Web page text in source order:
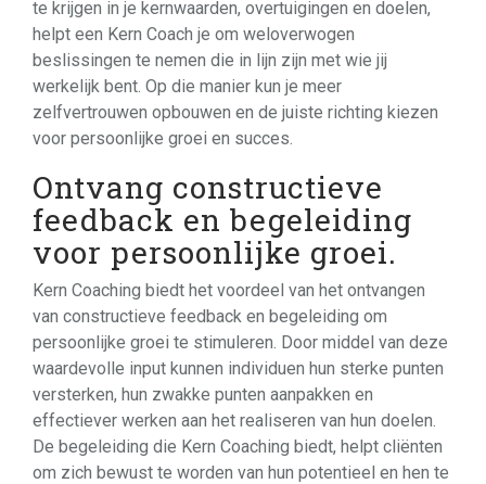
te krijgen in je kernwaarden, overtuigingen en doelen,
helpt een Kern Coach je om weloverwogen
beslissingen te nemen die in lijn zijn met wie jij
werkelijk bent. Op die manier kun je meer
zelfvertrouwen opbouwen en de juiste richting kiezen
voor persoonlijke groei en succes.
Ontvang constructieve
feedback en begeleiding
voor persoonlijke groei.
Kern Coaching biedt het voordeel van het ontvangen
van constructieve feedback en begeleiding om
persoonlijke groei te stimuleren. Door middel van deze
waardevolle input kunnen individuen hun sterke punten
versterken, hun zwakke punten aanpakken en
effectiever werken aan het realiseren van hun doelen.
De begeleiding die Kern Coaching biedt, helpt cliënten
om zich bewust te worden van hun potentieel en hen te